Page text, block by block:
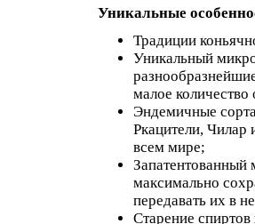
Уникальные
Традиции
Уникальный
малое количество
Эндемичные
Ркацители,
всем мире;
Запатентованный
максимально
передавать их в
Старение